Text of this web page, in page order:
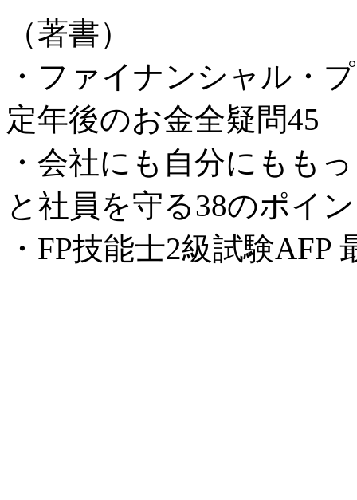
（著書）
・ファイナンシャル
定年後のお金全疑問45
・会社にも自分にもも
と社員を守る38のポイ
・FP技能士2級試験AFP